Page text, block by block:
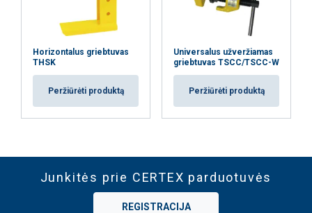
Horizontalus griebtuvas
THSK
Peržiūrėti produktą
Universalus užveržiamas
griebtuvas TSCC/TSCC-W
Peržiūrėti produktą
Junkitės prie CERTEX parduotuvės
REGISTRACIJA